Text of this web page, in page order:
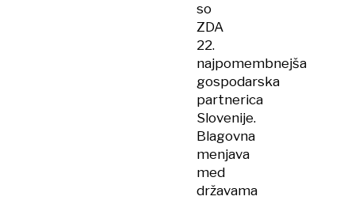
so
ZDA
22.
najpomembnejša
gospodarska
partnerica
Slovenije.
Blagovna
menjava
med
državama